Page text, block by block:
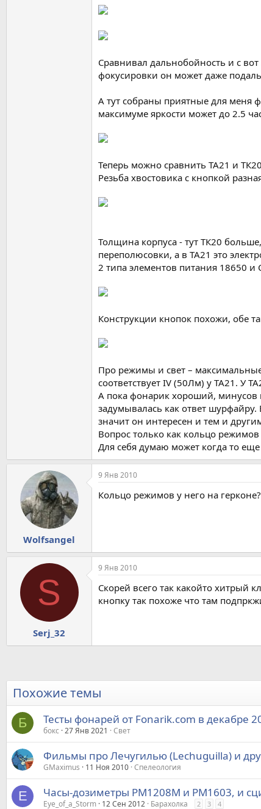
Сравнивал дальнобойность и с
фокусировки он может даже
А тут собраны приятные для меня
максимуме яркости может до 2.5
Теперь можно сравнить ТА21 и ТК20
Резьба хвостовика с кнопкой
Толщина корпуса - тут ТК20
переполюсовки, а в ТА21 это
2 типа элементов питания 18650 и
Конструкции кнопок похожи, обе
Про режимы и свет –
соответствует IV (50Лм) у ТА21. У
А пока фонарик хороший, минусов
задумывалась как ответ
значит он интересен и тем и
Вопрос только как кольцо
Для себя думаю может когда то
Wolfsangel
9 Янв 2010
Кольцо режимов у него на герконе?
S
Serj_32
9 Янв 2010
Скорей всего так какойто хитрый
кнопку так похоже что там
Похожие темы
Б Тесты фонарей от Fonarik.com в декабре
бокс 27 Янв 2021 Свет
Фильмы про Лечугилью (Lechuguilla) и
GMaximus 11 Ноя 2010 Спелеология
E Часы-дозиметры PM1208M и PM1603, и
Eye_of_a_Storm 12 Сен 2012 Барахолка 2 3 4